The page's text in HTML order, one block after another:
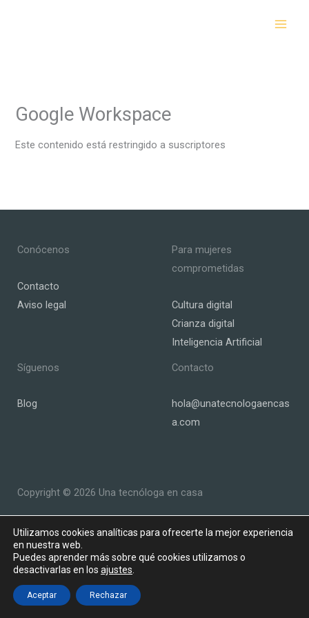
Google Workspace
Este contenido está restringido a suscriptores
Conócenos
Contacto
Aviso legal
Para mujeres
comprometidas
Cultura digital
Crianza digital
Inteligencia Artificial
Síguenos
Blog
Contacto
hola@unatecnologaencas
a.com
Copyright © 2026 Una tecnóloga en casa
Powered by Una tecnóloga en casa
Utilizamos cookies analíticas para ofrecerte la mejor experiencia
en nuestra web.
Puedes aprender más sobre qué cookies utilizamos o
desactivarlas en los ajustes
Aceptar Rechazar